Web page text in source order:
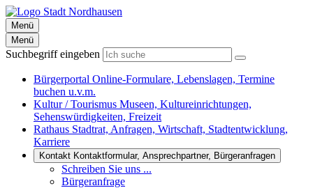
Menü
Menü
Suchbegriff eingeben
Bürgerportal Online-Formulare, Lebenslagen, Termine
buchen u.v.m.
Kultur / Tourismus Museen, Kultureinrichtungen,
Sehenswürdigkeiten, Freizeit
Rathaus Stadtrat, Anfragen, Wirtschaft, Stadtentwicklung,
Karriere
Kontakt Kontaktformular, Ansprechpartner, Bürgeranfragen
Schreiben Sie uns ...
Bürgeranfrage